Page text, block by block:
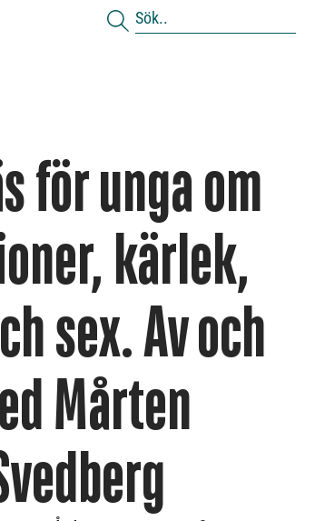
för unga om
kärlek,
sex. Av och
Mårten